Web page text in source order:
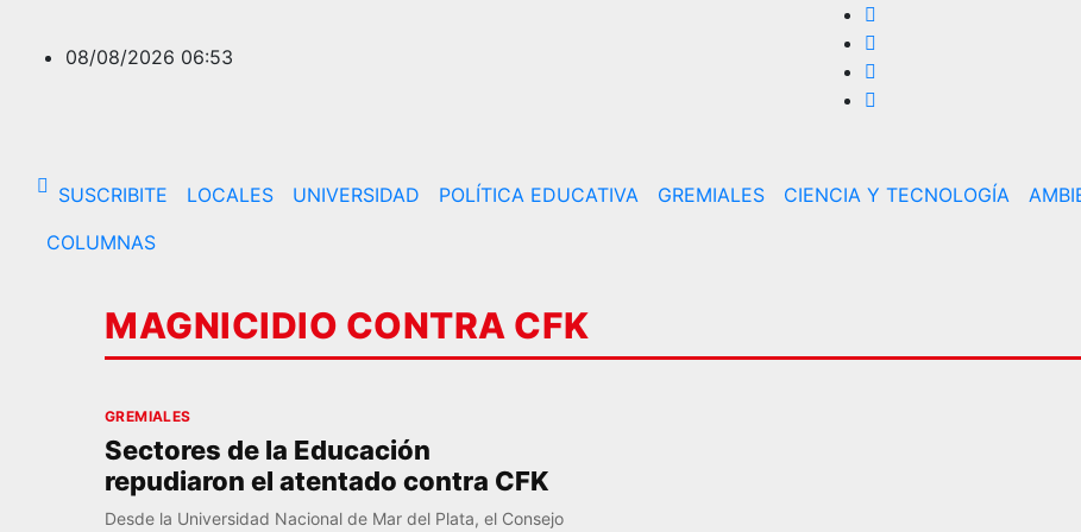
contenido
08/08/2026 06:53
SUSCRIBITE LOCALES UNIVERSIDAD POLÍTICA EDUCATIVA GREMIALES CIENCIA Y TECNOLOGÍA
COLUMNAS
MAGNICIDIO CONTRA CFK
GREMIALES
Sectores de la Educación
repudiaron el atentado contra CFK
Desde la Universidad Nacional de Mar del Plata, el Consejo